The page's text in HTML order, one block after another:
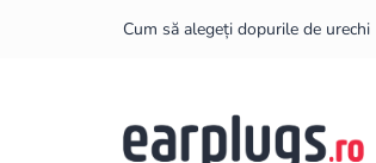
Cum să alegeți dopurile de urechi